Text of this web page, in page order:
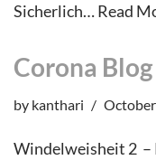
Sicherlich…Read
Corona
by kanthari
Windelweisheit 2 –